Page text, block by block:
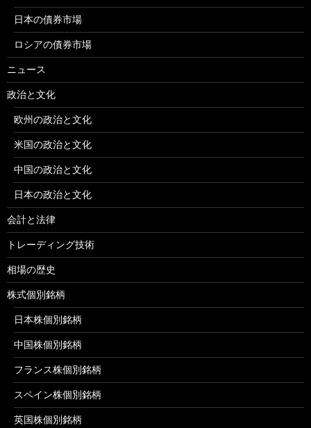
日本の債券市場
ロシアの債券市場
ニュース
政治と文化
欧州の政治と文化
米国の政治と文化
中国の政治と文化
日本の政治と文化
会計と法律
トレーディング技術
相場の歴史
株式個別銘柄
日本株個別銘柄
中国株個別銘柄
フランス株個別銘柄
スペイン株個別銘柄
英国株個別銘柄